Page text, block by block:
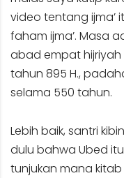
video tentang ijma’
faham ijma’. Masa
abad empat hijriyah
tahun 895 H.,
selama 550 tahun.
Lebih baik, santri
dulu bahwa Ubed
tunjukan mana